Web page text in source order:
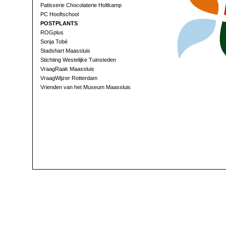
Patisserie Chocolaterie Holtkamp
PC Hooftschool
POSTPLANTS
ROGplus
Sonja Tobé
Stadshart Maassluis
Stichting Westelijke Tuinsteden
VraagRaak Maassluis
VraagWijzer Rotterdam
Vrienden van het Museum Maassluis